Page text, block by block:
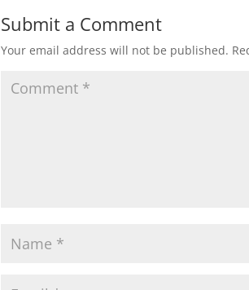
Submit a Comment
Your email address will not be published.